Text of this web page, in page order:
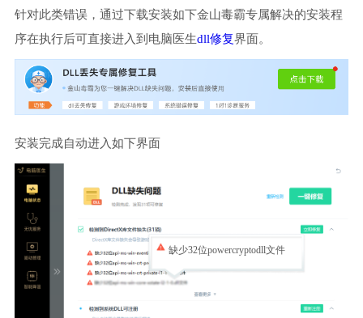
针对此类错误，通过下载安装如下金山毒霸专属解决的安装程
序在执行后可直接进入到电脑医生dll修复界面。
安装完成自动进入如下界面
缺少32位powercryptodll文件